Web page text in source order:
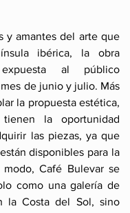
y amantes del arte que
ibérica, la obra
expuesta al público
de junio y julio. Más
la propuesta estética,
la oportunidad
las piezas, ya que
disponibles para la
Café Bulevar se
como una galería de
la Costa del Sol, sino